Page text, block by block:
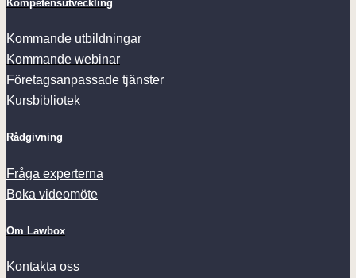
Kompetensutveckling
Kommande utbildningar
Kommande webinar
Företagsanpassade tjänster
Kursbibliotek
Rådgivning
Fråga experterna
Boka videomöte
Om Lawbox
Kontakta oss